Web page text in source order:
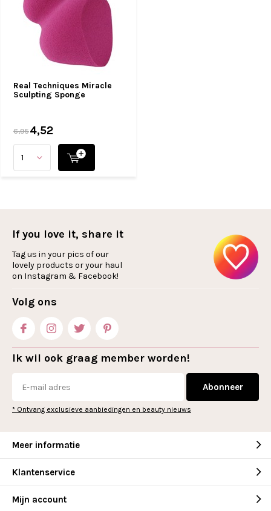
Real Techniques Miracle
Sculpting Sponge
6,954,52
If you love it, share it
Tag us in your pics of our
lovely products or your haul
on Instagram & Facebook!
Volg ons
Ik wil ook graag member worden!
Abonneer
* Ontvang exclusieve aanbiedingen en beauty nieuws
Meer informatie
Klantenservice
Mijn account